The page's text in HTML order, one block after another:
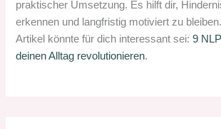
praktischer Umsetzung. Es hilft dir,
erkennen und langfristig motiviert zu
Artikel könnte für dich interessant sei:9
deinen Alltag revolutionieren.